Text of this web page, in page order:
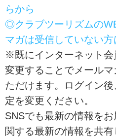
らから
◎クラブツーリズムの
マガは受信していない方
※既にインターネット会
変更することでメール
ただけます。ログイン
定を変更ください。
SNSでも最新の情報を
関する最新の情報を共有